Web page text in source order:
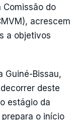
do
acrescem
a objetivos
Guiné-Bissau,
deste
estágio da
o início